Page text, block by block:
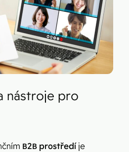
Merk
SimilarWeb
Pipedrive
nástroje pro
B2B prostředíje